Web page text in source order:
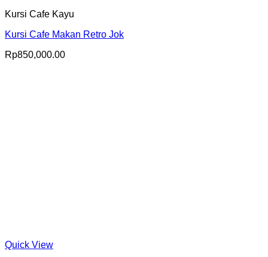
Kursi Cafe Kayu
Kursi Cafe Makan Retro Jok
Rp850,000.00
Quick View